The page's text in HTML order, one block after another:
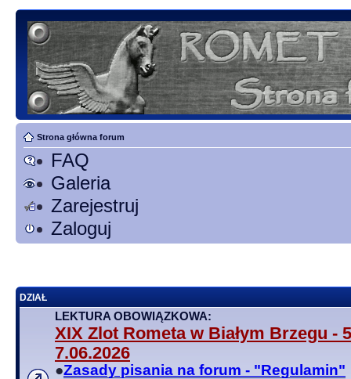
Strona główna forum
FAQ
Galeria
Zarejestruj
Zaloguj
DZIAŁ
LEKTURA OBOWIĄZKOWA:
XIX Zlot Rometa w Białym Brzegu -
7.06.2026
●Zasady pisania na forum - "Regulamin"